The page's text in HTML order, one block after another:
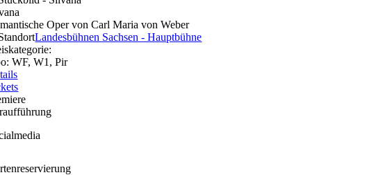
Oper von Carl Maria von Weber
Landesbühnen Sachsen - Hauptbühne
WF, W1, Pir